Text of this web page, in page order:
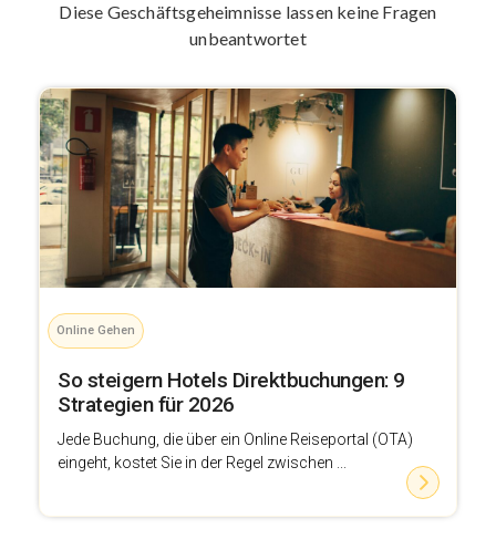
Diese Geschäftsgeheimnisse lassen keine Fragen
unbeantwortet
Online Gehen
So steigern Hotels Direktbuchungen: 9
Strategien für 2026
Jede Buchung, die über ein Online Reiseportal (OTA)
eingeht, kostet Sie in der Regel zwischen ...